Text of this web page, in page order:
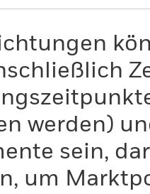
werden)
sein,
um